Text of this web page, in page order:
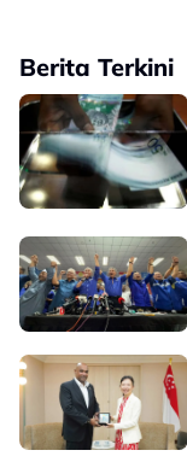
Berita Terkini